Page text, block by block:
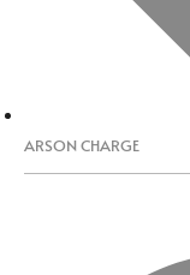
ARSON CHARGE